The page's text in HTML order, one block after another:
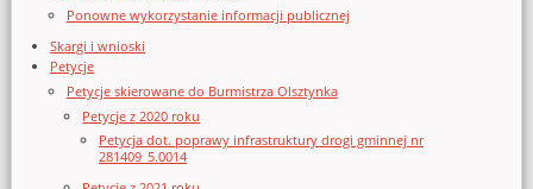
Ponowne wykorzystanie informacji publicznej
Skargi i wnioski
Petycje
Petycje skierowane do Burmistrza Olsztynka
Petycje z 2020 roku
Petycja dot. poprawy infrastruktury drogi gminnej nr
281409_5.0014